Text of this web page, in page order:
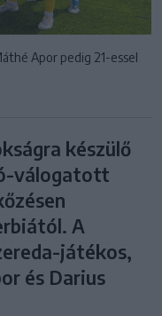
Apor pedig 21-essel
készülő
válogatott
A
játékos,
és Darius